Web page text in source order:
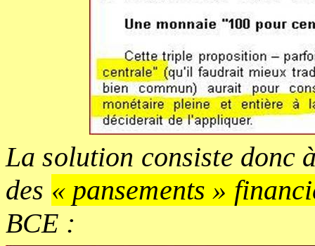
La solution consiste donc
des « pansements »
BCE :